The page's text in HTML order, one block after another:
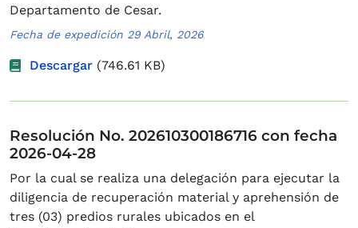
Departamento de Cesar.
Fecha de expedición 29 Abril, 2026
Descargar (746.61 KB)
Resolución No. 202610300186716 con fecha
2026-04-28
Por la cual se realiza una delegación para ejecutar la
diligencia de recuperación material y aprehensión de
tres (03) predios rurales ubicados en el